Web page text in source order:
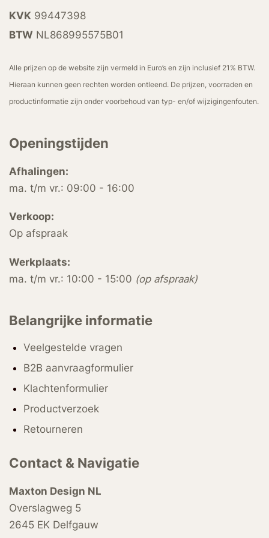
KVK 99447398
BTW NL868995575B01
Alle prijzen op de website zijn vermeld in Euro’s en zijn inclusief 21% BTW.
Hieraan kunnen geen rechten worden ontleend. De prijzen, voorraden en
productinformatie zijn onder voorbehoud van typ- en/of wijzigingenfouten.
Openingstijden
Afhalingen:
ma. t/m vr.: 09:00 - 16:00
Verkoop:
Op afspraak
Werkplaats:
ma. t/m vr.: 10:00 - 15:00 (op afspraak)
Belangrijke informatie
Veelgestelde vragen
B2B aanvraagformulier
Klachtenformulier
Productverzoek
Retourneren
Contact & Navigatie
Maxton Design NL
Overslagweg 5
2645 EK Delfgauw